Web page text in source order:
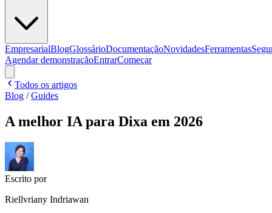
EmpresarialBlogGlossárioDocumentaçãoNovidadesFerramentas
Agendar demonstraçãoEntrarComeçar
Todos os artigos
Blog /Guides
A melhor IA para Dixa em 2026
Escrito por
Riellvriany Indriawan